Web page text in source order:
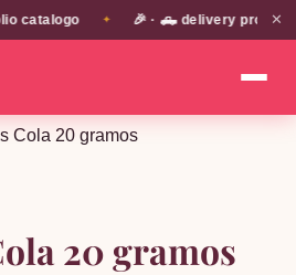
catalogo 🎉 · 🛻 delivery propio en
✕
Cola 20 gramos
20 gramos